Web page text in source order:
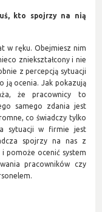
kto spojrzy na nią
w ręku. Obejmiesz nim
zniekształcony i nie
z percepcją sytuacji
ją ocenia. Jak pokazują
że pracownicy to
samego zdania jest
co świadczy tylko
sytuacji w firmie jest
spojrzy na nas z
pomoże ocenić system
pracowników czy